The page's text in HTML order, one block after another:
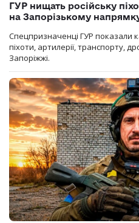
ГУР нищать російську
на Запорізькому
Спецпризначенці ГУР показали
піхоти, артилерії, транспорту,
Запоріжжі.